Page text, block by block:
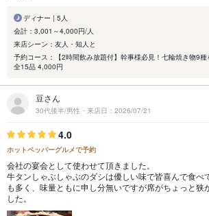
ディナー | 5人
会計：3,001～4,000円/人
来店シーン：友人・知人と
予約コース：【2時間飲み放題付】幹事様必見！七輪焼き物9種
全15品 4,000円
豆さん
30代後半/男性・来店日：2026/07/21
4.0
ホットペッパーグルメで予約
会社の宴会として使わせて頂きました。
牛タンしゃぶしゃぶのダシは優しい味で皆喜んで食べ
も多く、味量ともに申し分無いですが席がちょっと狭
した。